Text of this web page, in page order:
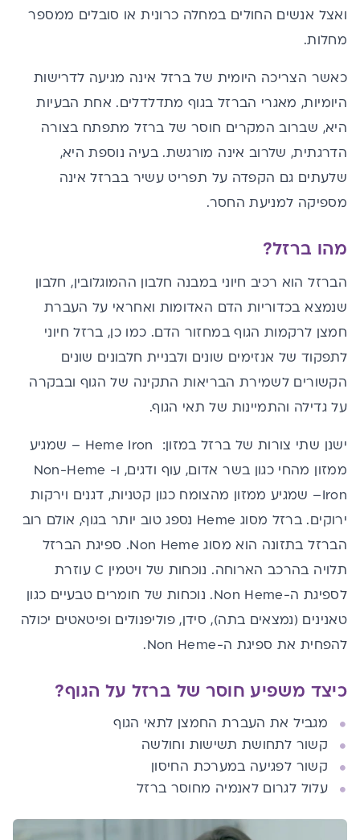
ואצל אנשים החולים במחלה כרונית או סובלים ממספר
מחלות.
כאשר הצריכה היומית של ברזל אינה מגיעה לדרישות
היומיות, מאגרי הברזל בגוף מתדלדלים. אחת הבעיות
היא, שברוב המקרים חוסר של ברזל מתפתח בצורה
הדרגתית, שלרוב אינה מורגשת. בעיה נוספת היא,
שלעתים גם הקפדה על תפריט עשיר בברזל אינה
מספיקה למניעת החסר.
מהו ברזל?
הברזל הוא רכיב חיוני במבנה חלבון ההמוגלובין, חלבון
שנמצא בכדוריות הדם האדומות ואחראי על העברת
חמצן לרקמות הגוף במחזור הדם. כמו כן, ברזל חיוני
לתפקוד של אנזימים שונים ולבניית חלבונים שונים
הקשורים לשמירת הבריאות התקינה של הגוף ובבקרה
על גדילה והתמיינות של תאי הגוף.
ישנן שתי צורות של ברזל במזון: Heme Iron – שמגיע
ממזון מהחי כגון בשר אדום, עוף ודגים, ו- Non-Heme
Iron– שמגיע ממזון מהצומח כגון קטניות, דגנים וירקות
ירוקים. ברזל מסוג Heme נספג טוב יותר בגוף, אולם רוב
הברזל בתזונה הוא מסוג Non Heme. ספיגת הברזל
תלויה בהרכב הארוחה. נוכחות של ויטמין C
עוזרת
לספיגת ה-Non Heme. נוכחות של חומרים טבעיים כגון
טאנינים (נמצאים בתה), סידן,פוליפנולים ופיטאטים יכולה
להפחית את ספיגת ה-Non Heme.
כיצד משפיע חוסר של ברזל על הגוף?
מגביל את העברת החמצן לתאי הגוף
קשור לתחושת תשישות וחולשה
קשור לפגיעה במערכת החיסון
עלול לגרום לאנמיה מחוסר ברזל